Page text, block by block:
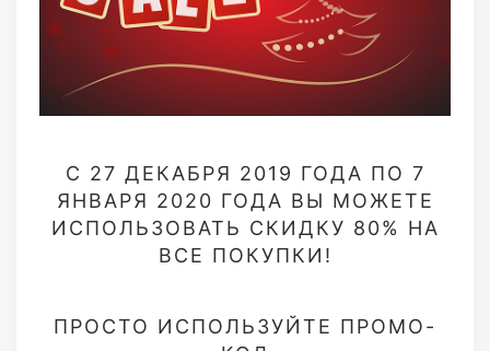
С 27 ДЕКАБРЯ 2019 ГОДА ПО 7
ЯНВАРЯ 2020 ГОДА ВЫ МОЖЕТЕ
ИСПОЛЬЗОВАТЬ СКИДКУ 80% НА
ВСЕ ПОКУПКИ!
ПРОСТО ИСПОЛЬЗУЙТЕ ПРОМО-